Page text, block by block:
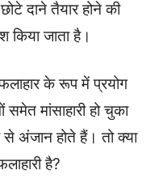
दाने तैयार होने की
किया जाता है।
के रूप में प्रयोग
समेत मांसाहारी हो चुका
अंजान होते हैं। तो क्या
है?